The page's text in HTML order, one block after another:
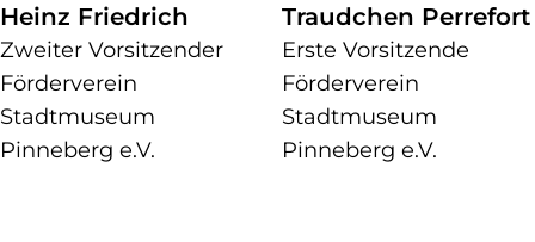
Heinz Friedrich
Zweiter Vorsitzender
Förderverein
Stadtmuseum
Pinneberg e.V.
Traudchen Perrefort
Erste Vorsitzende
Förderverein
Stadtmuseum
Pinneberg e.V.